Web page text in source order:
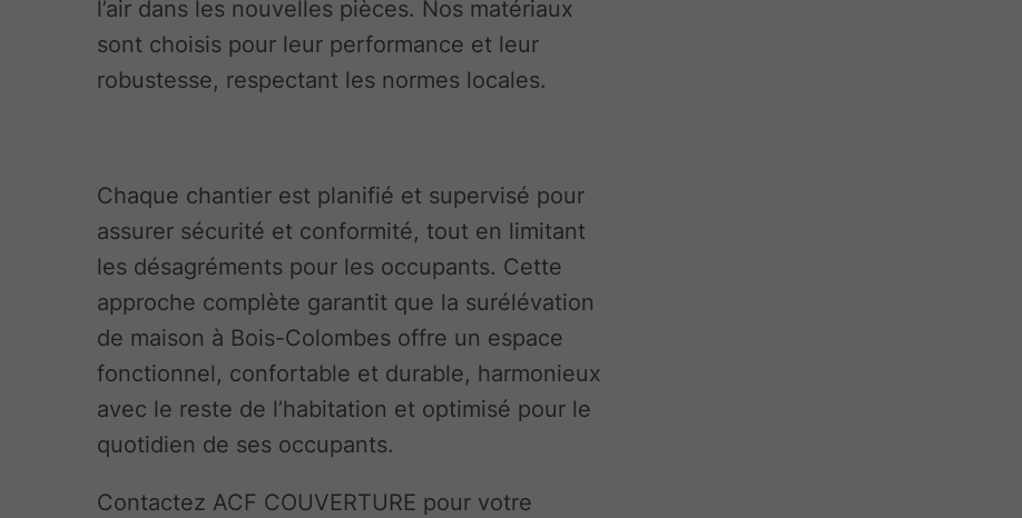
l’air dans les nouvelles pièces. Nos matériaux
sont choisis pour leur performance et leur
robustesse, respectant les normes locales.
Chaque chantier est planifié et supervisé pour
assurer sécurité et conformité, tout en limitant
les désagréments pour les occupants. Cette
approche complète garantit que la surélévation
de maison à Bois-Colombes offre un espace
fonctionnel, confortable et durable, harmonieux
avec le reste de l’habitation et optimisé pour le
quotidien de ses occupants.
Contactez ACF COUVERTURE pour votre